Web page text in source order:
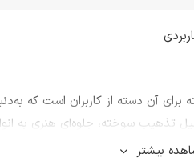
شایسته برای آن دسته از کاربران
سوخته، جلوه‌ای هنری به
می‌کند.
بیشتر